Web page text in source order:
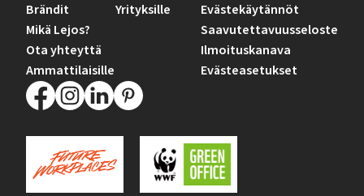
Brändit
Mikä Lejos?
Ota yhteyttä
Ammattilaisille
Yrityksille
Evästekäytännöt
Saavutettavuusseloste
Ilmoituskanava
Evästeasetukset